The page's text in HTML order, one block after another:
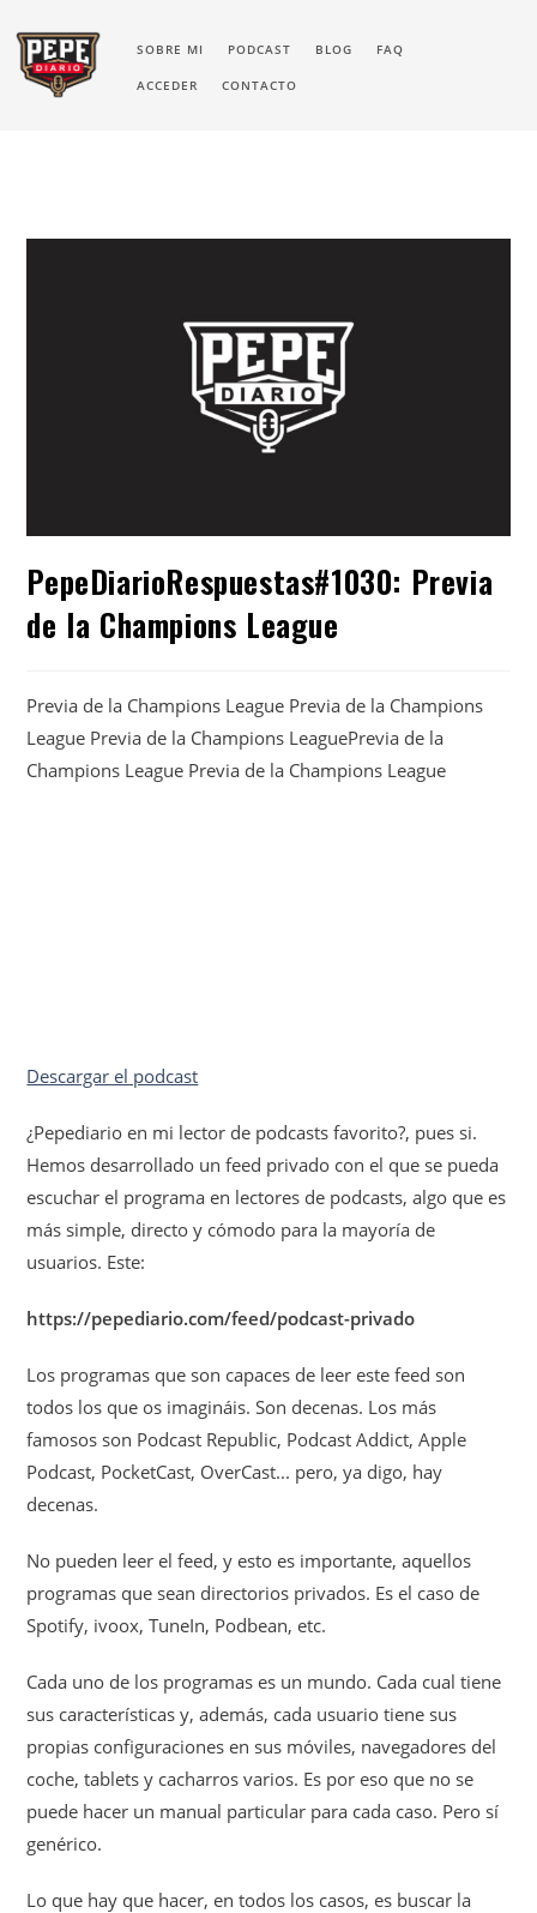
SOBRE MI PODCAST BLOG FAQ
ACCEDER CONTACTO
PepeDiarioRespuestas#1030: Previa
de la Champions League
Previa de la Champions League Previa de la Champions
League Previa de la Champions LeaguePrevia de la
Champions League Previa de la Champions League
Descargar el podcast
¿Pepediario en mi lector de podcasts favorito?, pues si.
Hemos desarrollado un feed privado con el que se pueda
escuchar el programa en lectores de podcasts, algo que es
más simple, directo y cómodo para la mayoría de
usuarios. Este:
https://pepediario.com/feed/podcast-privado
Los programas que son capaces de leer este feed son
todos los que os imagináis. Son decenas. Los más
famosos son Podcast Republic, Podcast Addict, Apple
Podcast, PocketCast, OverCast... pero, ya digo, hay
decenas.
No pueden leer el feed, y esto es importante, aquellos
programas que sean directorios privados. Es el caso de
Spotify, ivoox, TuneIn, Podbean, etc.
Cada uno de los programas es un mundo. Cada cual tiene
sus características y, además, cada usuario tiene sus
propias configuraciones en sus móviles, navegadores del
coche, tablets y cacharros varios. Es por eso que no se
puede hacer un manual particular para cada caso. Pero sí
genérico.
Lo que hay que hacer, en todos los casos, es buscar la